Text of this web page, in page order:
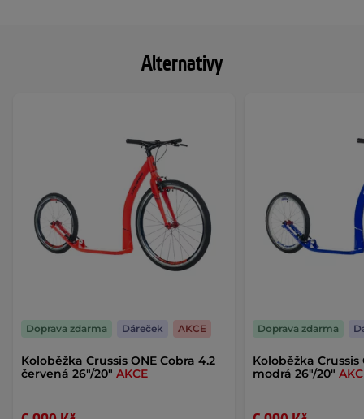
Alternativy
Koloběžka Crussis ONE Cobra 4.2
červená 26"/20" AKCE
Doprava zdarma Dáreček AKCE
Koloběžka Crussis
modrá 26"/20"
Doprava zdarma